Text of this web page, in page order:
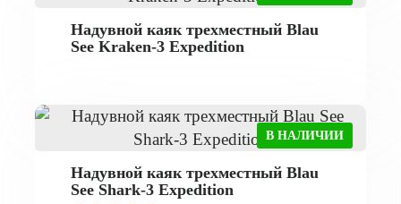
Надувной каяк трехместный Blau
See Kraken-3 Expedition
В НАЛИЧИИ
Надувной каяк трехместный Blau
See Shark-3 Expedition